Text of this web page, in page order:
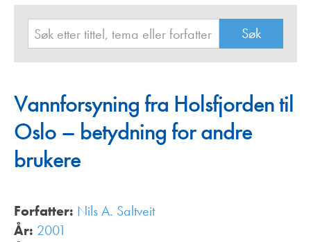
Vannforsyning fra Holsfjorden til
Oslo – betydning for andre
brukere
Forfatter: Nils A. Saltveit
År: 2001